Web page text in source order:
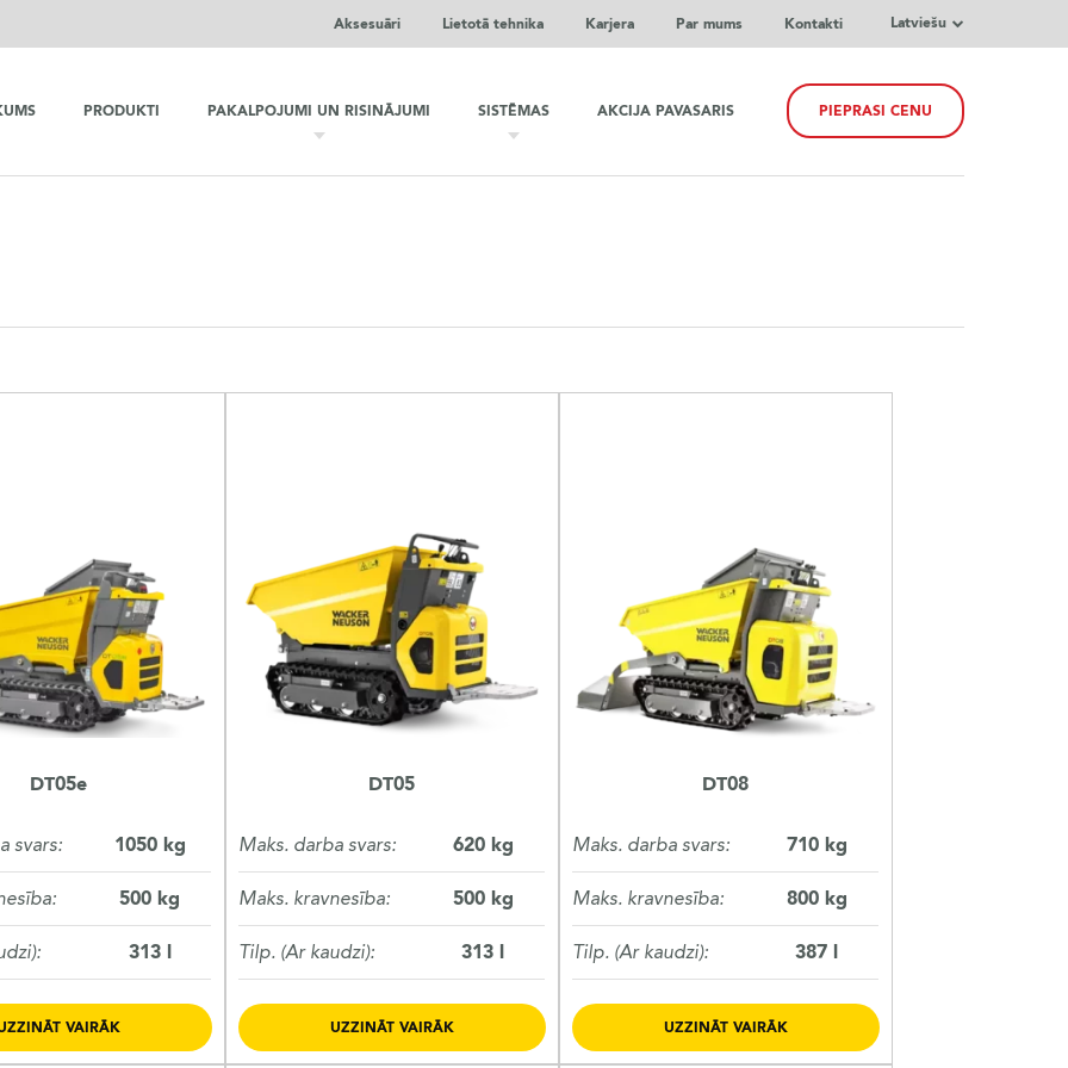
Aksesuāri Lietotā tehnika Karjera Par mums Kontakti Latviešu
PRODUKTI PAKALPOJUMI UN RISINĀJUMI SISTĒMAS AKCIJA PAVASARIS PIEPRASI CENU
DT05e
svars: 1050 kg
500 kg
313 l
VAIRĀK
DT05
Maks. darba svars: 620 kg
Maks. kravnesība: 500 kg
Tilp. (Ar kaudzi): 313 l
UZZINĀT VAIRĀK
DT08
Maks. darba svars: 710 kg
Maks. kravnesība: 800 kg
Tilp. (Ar kaudzi): 387 l
UZZINĀT VAIRĀK